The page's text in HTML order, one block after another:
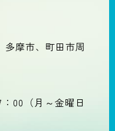
摩市、町田市周
00（月～金曜日